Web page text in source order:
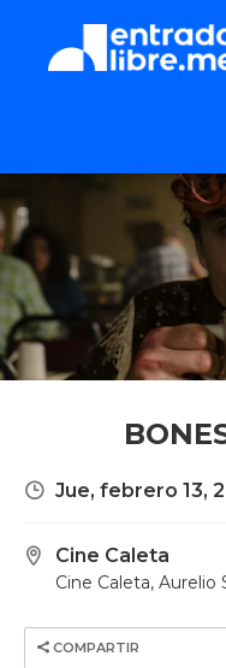
Jue, febrero 13,
Cine Caleta
Cine Caleta, Aurelio
COMPARTIR